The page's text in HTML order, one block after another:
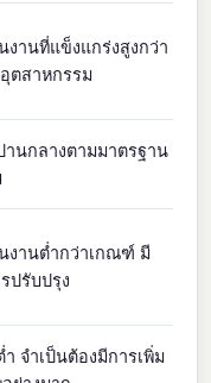
งานที่แข็งแกร่งสูงกว่า
ตสาหกรรม
นกลางตามมาตรฐาน
งานต่ำกว่าเกณฑ์ มี
ปรับปรุง
จำเป็นต้องมีการเพิ่ม